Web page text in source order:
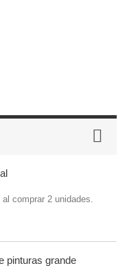
comprar 2 unidades.
pinturas grande